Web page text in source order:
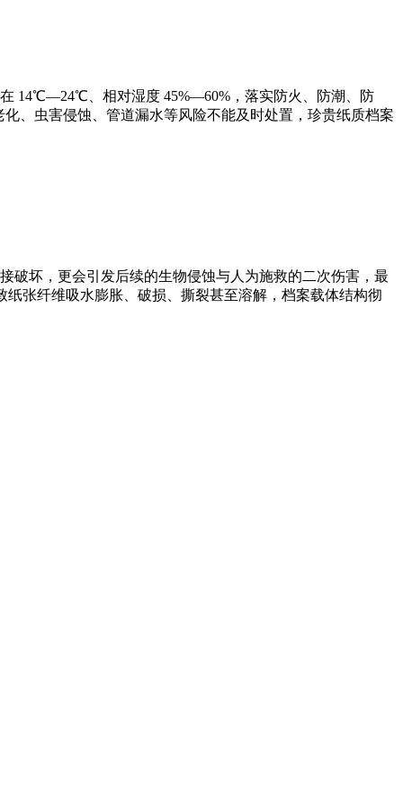
14℃—24℃、相对湿度 45%—60%，落实防火、防潮、防
、虫害侵蚀、管道漏水等风险不能及时处置，珍贵纸质档案
破坏，更会引发后续的生物侵蚀与人为施救的二次伤害，最
张纤维吸水膨胀、破损、撕裂甚至溶解，档案载体结构彻